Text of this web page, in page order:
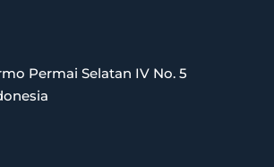
Permai Selatan IV No. 5